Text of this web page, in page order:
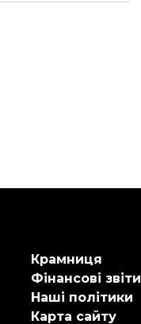
Крамниця
Фінансові звіти
Наші політики
Карта сайту